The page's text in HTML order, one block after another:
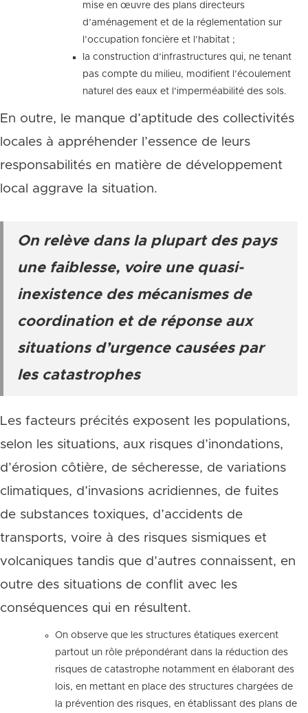
mise en œuvre des plans directeurs
d’aménagement et de la réglementation sur
l’occupation foncière et l’habitat ;
la construction d’infrastructures qui, ne tenant
pas compte du milieu, modifient l’écoulement
naturel des eaux et l’imperméabilité des sols.
En outre, le manque d’aptitude des collectivités
locales à appréhender l’essence de leurs
responsabilités en matière de développement
local aggrave la situation.
On relève dans la plupart des pays
une faiblesse, voire une quasi-
inexistence des mécanismes de
coordination et de réponse aux
situations d’urgence causées par
les catastrophes
Les facteurs précités exposent les populations,
selon les situations, aux risques d’inondations,
d’érosion côtière, de sécheresse, de variations
climatiques, d’invasions acridiennes, de fuites
de substances toxiques, d’accidents de
transports, voire à des risques sismiques et
volcaniques tandis que d’autres connaissent, en
outre des situations de conflit avec les
conséquences qui en résultent.
On observe que les structures étatiques exercent
partout un rôle prépondérant dans la réduction des
risques de catastrophe notamment en élaborant des
lois, en mettant en place des structures chargées de
la prévention des risques, en établissant des plans de